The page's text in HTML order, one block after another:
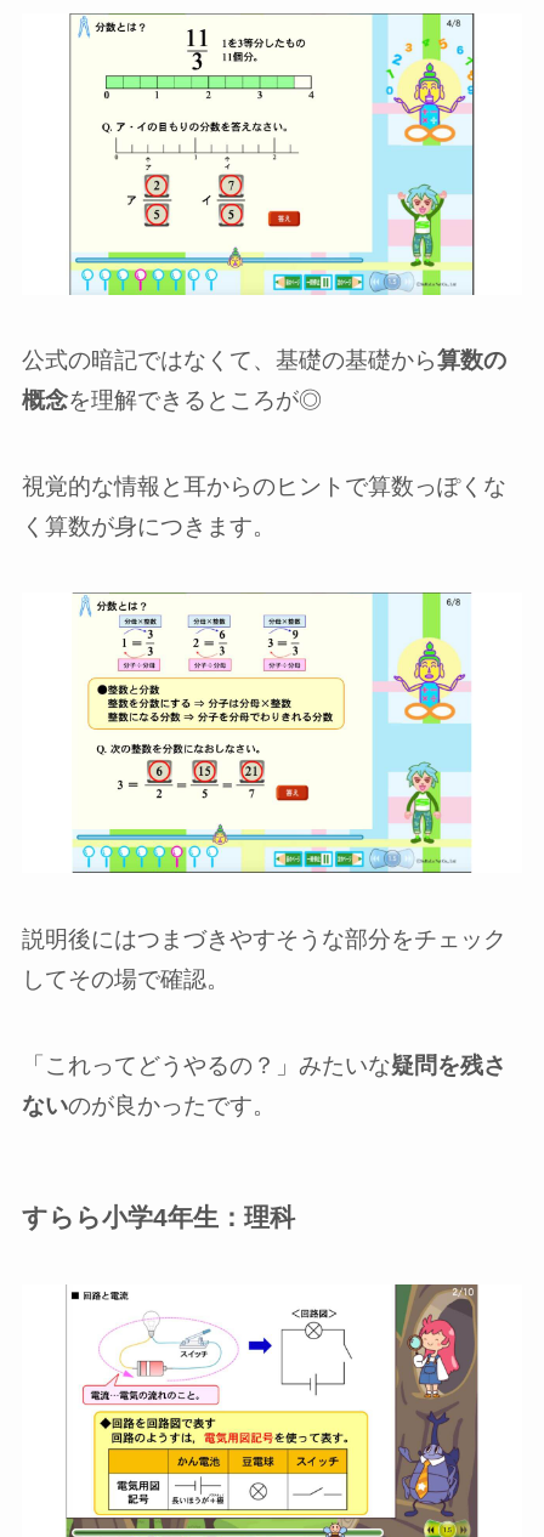
公式の暗記ではなくて、基礎の基礎から算数の
概念を理解できるところが◎
視覚的な情報と耳からのヒントで算数っぽくな
く算数が身につきます。
説明後にはつまづきやすそうな部分をチェック
してその場で確認。
「これってどうやるの？」みたいな疑問を残さ
ないのが良かったです。
すらら小学4年生：理科